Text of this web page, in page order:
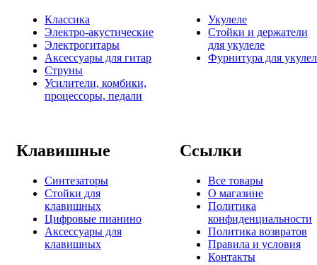
Классика
Электро-акустические
Электрогитары
Аксессуары для гитар
Струны
Усилители, комбики,
процессоры, педали
Укулеле
Стойки и держатели
для укулеле
Фурнитура для
Клавишные
Синтезаторы
Стойки для
клавишных
Цифровые пианино
Аксессуары для
клавишных
Ссылки
Все товары
О магазине
Политика
конфиденциальности
Политика возвратов
Правила и условия
Контакты